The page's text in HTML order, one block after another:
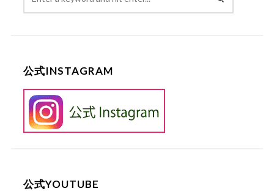
公式INSTAGRAM
公式YOUTUBE